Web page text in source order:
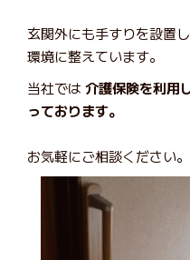
玄関外にも手すりを設置
環境に整えています。
当社では 介護保険を利用
っております。
お気軽にご相談ください。